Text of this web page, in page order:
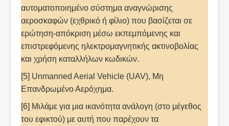
αυτοματοποιημένο σύστημα αναγνώρισης
αεροσκαφών (εχθρικό ή φίλιο) που βασίζεται σε
ερώτηση-απόκριση μέσω εκπεμπόμενης και
επιστρεφόμενης ηλεκτρομαγνητικής ακτινοβολίας
και χρήση καταλλήλων κωδικών.
[5] Unmanned Aerial Vehicle (UAV), Μη
Επανδρωμένο Αερόχημα.
[6] Μιλάμε για μια ικανότητα ανάλογη (στο μέγεθος
του εφικτού) με αυτή που παρέχουν τα